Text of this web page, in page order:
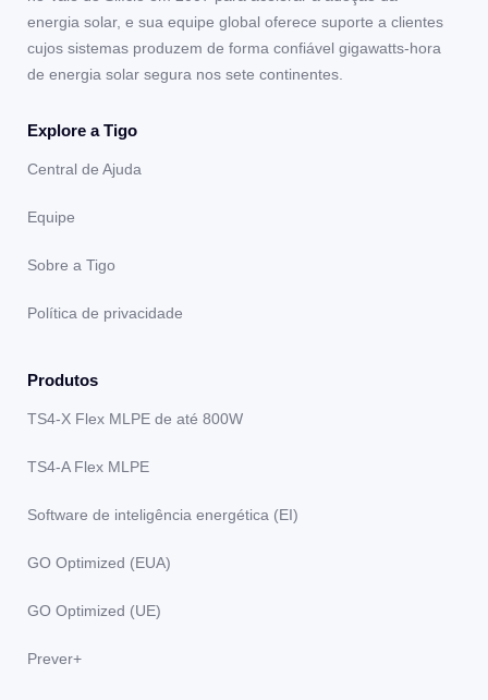
energia solar, e sua equipe global oferece suporte a clientes
cujos sistemas produzem de forma confiável gigawatts-hora
de energia solar segura nos sete continentes.
Explore a Tigo
Central de Ajuda
Equipe
Sobre a Tigo
Política de privacidade
Produtos
TS4-X Flex MLPE de até 800W
TS4-A Flex MLPE
Software de inteligência energética (EI)
GO Optimized (EUA)
GO Optimized (UE)
Prever+